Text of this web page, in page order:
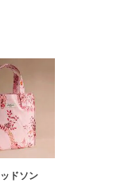
ドソン